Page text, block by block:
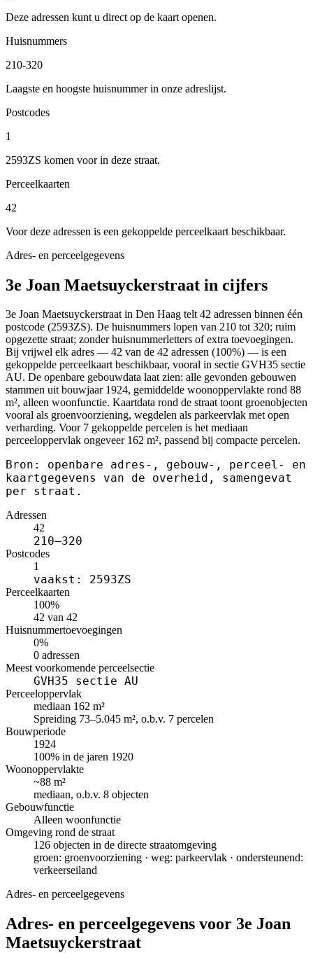
Deze adressen kunt u direct op de kaart openen.
Huisnummers
210-320
Laagste en hoogste huisnummer in onze adreslijst.
Postcodes
1
2593ZS komen voor in deze straat.
Perceelkaarten
42
Voor deze adressen is een gekoppelde perceelkaart beschikbaar.
Adres- en perceelgegevens
3e Joan Maetsuyckerstraat in cijfers
3e Joan Maetsuyckerstraat in Den Haag telt 42 adressen binnen één
postcode (2593ZS). De huisnummers lopen van 210 tot 320; ruim
opgezette straat; zonder huisnummerletters of extra toevoegingen.
Bij vrijwel elk adres — 42 van de 42 adressen (100%) — is een
gekoppelde perceelkaart beschikbaar, vooral in sectie GVH35 sectie
AU. De openbare gebouwdata laat zien: alle gevonden gebouwen
stammen uit bouwjaar 1924, gemiddelde woonoppervlakte rond 88
m², alleen woonfunctie. Kaartdata rond de straat toont groenobjecten
vooral als groenvoorziening, wegdelen als parkeervlak met open
verharding. Voor 7 gekoppelde percelen is het mediaan
perceeloppervlak ongeveer 162 m², passend bij compacte percelen.
Bron: openbare adres-, gebouw-, perceel- en
kaartgegevens van de overheid, samengevat
per straat.
Adressen
42
210–320
Postcodes
1
vaakst: 2593ZS
Perceelkaarten
100%
42 van 42
Huisnummertoevoegingen
0%
0 adressen
Meest voorkomende perceelsectie
GVH35 sectie AU
Perceeloppervlak
mediaan 162 m²
Spreiding 73–5.045 m², o.b.v. 7 percelen
Bouwperiode
1924
100% in de jaren 1920
Woonoppervlakte
~88 m²
mediaan, o.b.v. 8 objecten
Gebouwfunctie
Alleen woonfunctie
Omgeving rond de straat
126 objecten in de directe straatomgeving
groen: groenvoorziening · weg: parkeervlak · ondersteunend:
verkeerseiland
Adres- en perceelgegevens
Adres- en perceelgegevens voor 3e Joan
Maetsuyckerstraat